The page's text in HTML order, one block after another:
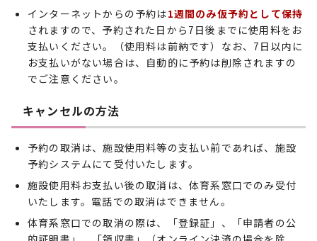
インターネットからの予約は1週間のみ仮予約として保持
されますので、予約された日から7日後までに使用料をお
支払いください。（使用料は前納です）なお、7日以内に
お支払いがない場合は、自動的に予約は削除されますの
でご注意ください。
キャンセルの方法
予約の取消は、施設使用料等の支払い前であれば、施設
予約システムにて受付いたします。
施設使用料お支払い後の取消は、体育系窓口でのみ受付
いたします。電話での取消はできません。
体育系窓口での取消の際は、「登録証」、「申請者の公